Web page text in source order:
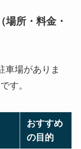
場所・料金・
車場がありま
す。
おすすめ
の目的